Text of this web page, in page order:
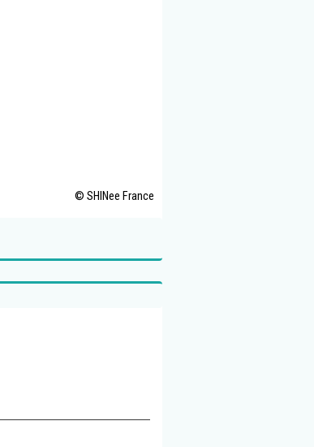
© SHINee France